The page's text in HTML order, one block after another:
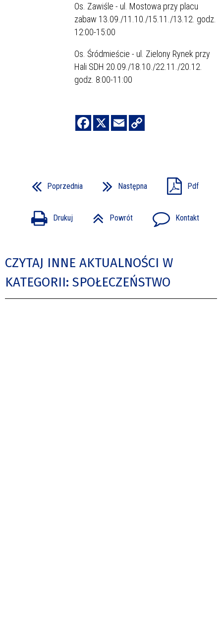
Os. Zawiśle - ul. Mostowa przy placu
zabaw 13.09./11.10./15.11./13.12. godz.
12:00-15:00
Os. Śródmieście - ul. Zielony Rynek przy
Hali SDH 20.09./18.10./22.11./20.12.
godz. 8:00-11:00
Poprzednia Następna Pdf
Drukuj Powrót Kontakt
CZYTAJ INNE AKTUALNOŚCI W
KATEGORII: SPOŁECZEŃSTWO